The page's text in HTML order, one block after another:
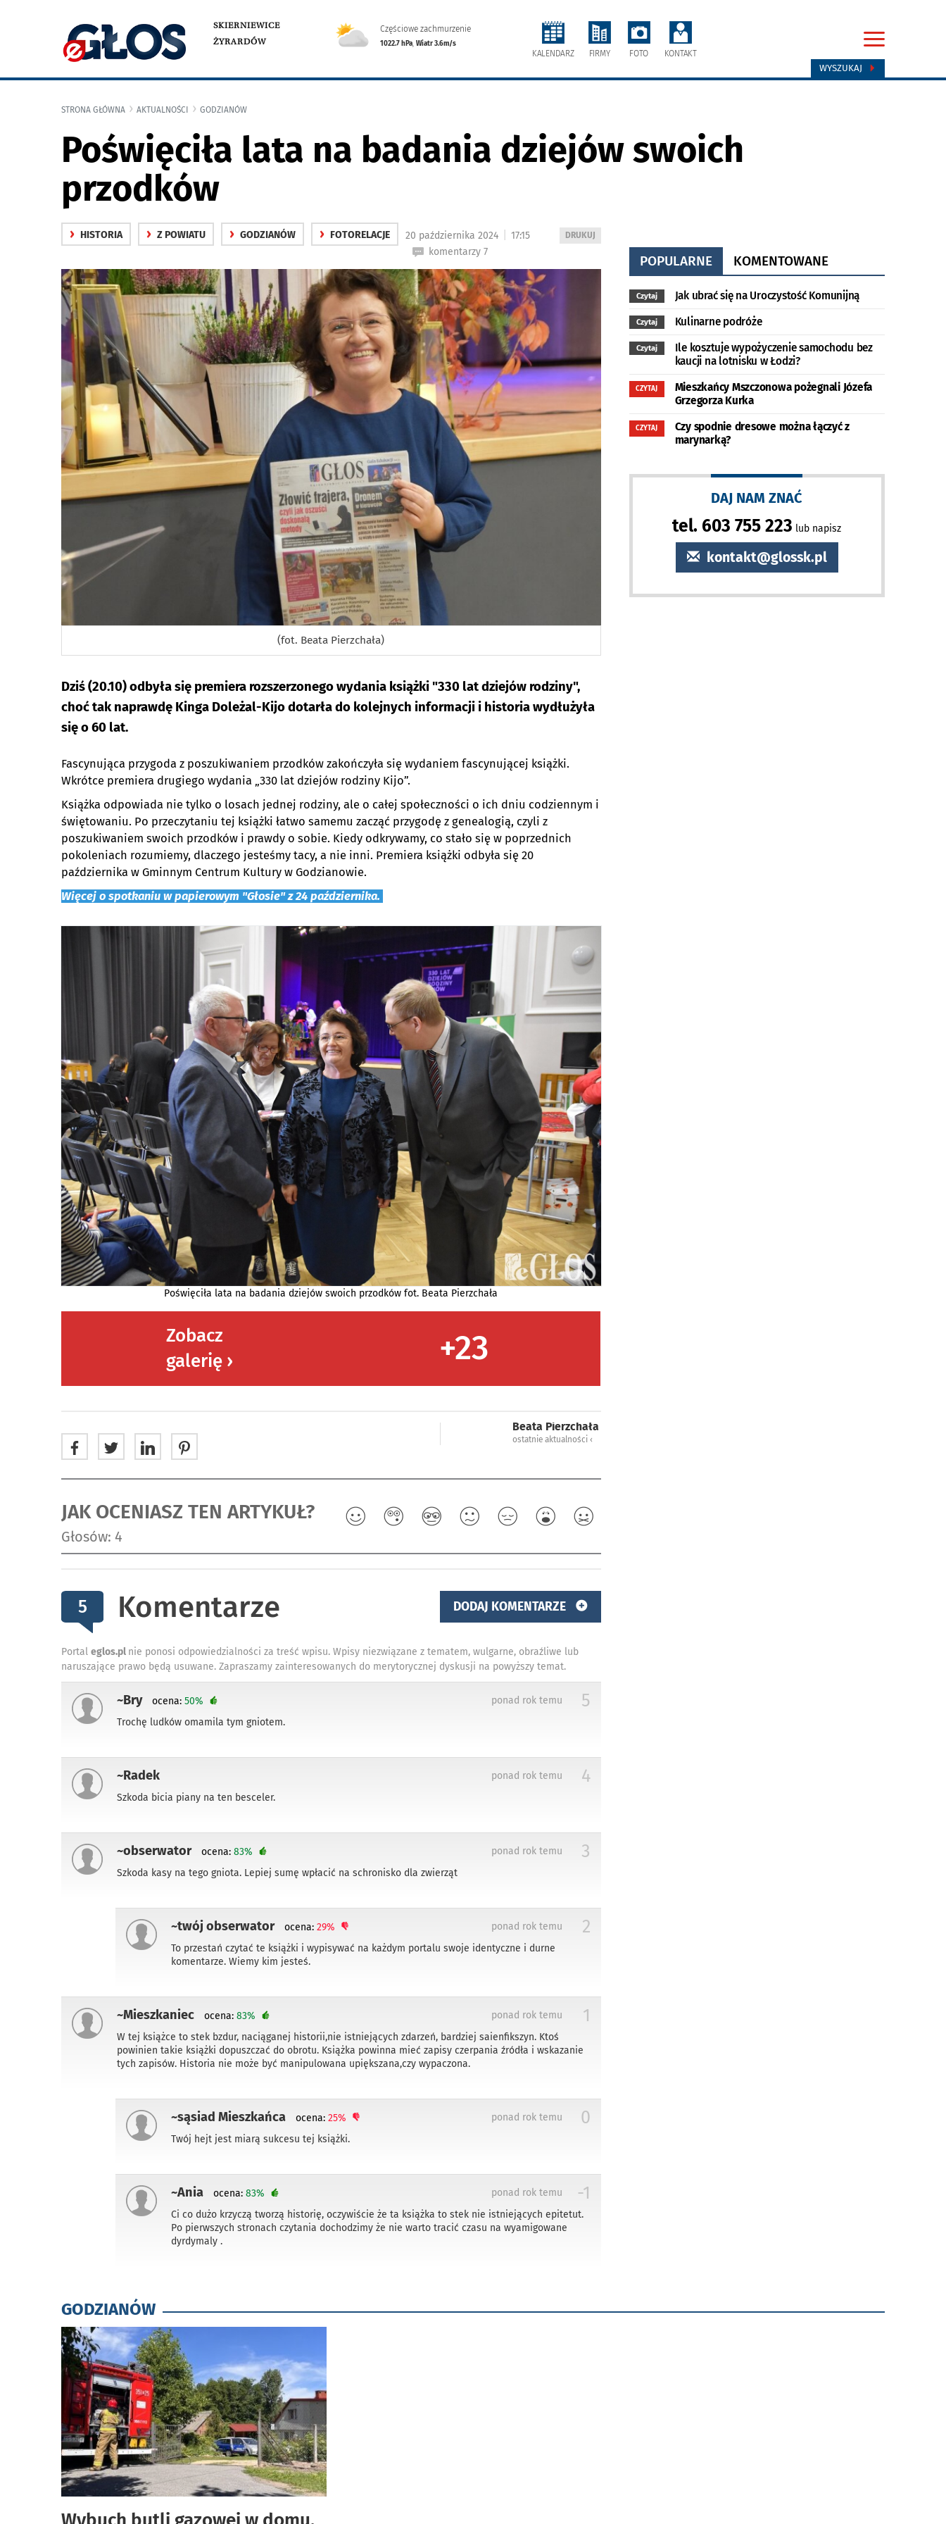
SKIERNIEWICE
ŻYRARDÓW
Częściowe zachmurzenie
1022.7 hPa,Wiatr 3.6m/s
KALENDARZ FIRMY FOTO KONTAKT
WYSZUKAJ
STRONA GŁÓWNA AKTUALNOŚCI GODZIANÓW
Poświęciła lata na badania dziejów swoich
przodków
› HISTORIA › Z POWIATU › GODZIANÓW › FOTORELACJE
WYDRUKUJ
DRUKUJ
20 października 2024
17:15
komentarzy 7
(fot. Beata Pierzchała)
Dziś (20.10) odbyła się premiera rozszerzonego wydania książki "330 lat dziejów rodziny",
choć tak naprawdę Kinga Doleżal-Kijo dotarła do kolejnych informacji i historia wydłużyła
się o 60 lat.
Fascynująca przygoda z poszukiwaniem przodków zakończyła się wydaniem fascynującej książki.
Wkrótce premiera drugiego wydania „330 lat dziejów rodziny Kijo”.
Książka odpowiada nie tylko o losach jednej rodziny, ale o całej społeczności o ich dniu codziennym i
świętowaniu. Po przeczytaniu tej książki łatwo samemu zacząć przygodę z genealogią, czyli z
poszukiwaniem swoich przodków i prawdy o sobie. Kiedy odkrywamy, co stało się w poprzednich
pokoleniach rozumiemy, dlaczego jesteśmy tacy, a nie inni. Premiera książki odbyła się 20
października w Gminnym Centrum Kultury w Godzianowie.
Więcej o spotkaniu w papierowym "Głosie" z 24 października.
Poświęciła lata na badania dziejów swoich przodków fot. Beata Pierzchała
Zobacz
galerię ›
+23
Beata Pierzchała
ostatnie aktualności ‹
JAK OCENIASZ TEN ARTYKUŁ?
Głosów: 4
5 Komentarze DODAJ KOMENTARZE
Portal eglos.pl nie ponosi odpowiedzialności za treść wpisu. Wpisy niezwiązane z tematem, wulgarne, obraźliwe lub
naruszające prawo będą usuwane. Zapraszamy zainteresowanych do merytorycznej dyskusji na powyższy temat.
~Bry 5
ponad rok temu
ocena: 50%
Trochę ludków omamila tym gniotem.
~Radek 4
ponad rok temu
Szkoda bicia piany na ten besceler.
~obserwator 3
ponad rok temu
ocena: 83%
Szkoda kasy na tego gniota. Lepiej sumę wpłacić na schronisko dla zwierząt
~twój obserwator 2
ponad rok temu
ocena: 29%
To przestań czytać te książki i wypisywać na każdym portalu swoje identyczne i durne
komentarze. Wiemy kim jesteś.
~Mieszkaniec 1
ponad rok temu
ocena: 83%
W tej książce to stek bzdur, naciąganej historii,nie istniejących zdarzeń, bardziej saienfikszyn. Ktoś
powinien takie książki dopuszczać do obrotu. Książka powinna mieć zapisy czerpania źródła i wskazanie
tych zapisów. Historia nie może być manipulowana upiększana,czy wypaczona.
~sąsiad Mieszkańca 0
ponad rok temu
ocena: 25%
Twój hejt jest miarą sukcesu tej książki.
~Ania -1
ponad rok temu
ocena: 83%
Ci co dużo krzyczą tworzą historię, oczywiście że ta książka to stek nie istniejących epitetut.
Po pierwszych stronach czytania dochodzimy że nie warto tracić czasu na wyamigowane
dyrdymaly .
POPULARNE KOMENTOWANE
Czytaj Jak ubrać się na Uroczystość Komunijną
Czytaj Kulinarne podróże
Czytaj
Ile kosztuje wypożyczenie samochodu bez
kaucji na lotnisku w Łodzi?
CZYTAJ
Mieszkańcy Mszczonowa pożegnali Józefa
Grzegorza Kurka
CZYTAJ
Czy spodnie dresowe można łączyć z
marynarką?
DAJ NAM ZNAĆ
tel. 603 755 223 lub napisz
kontakt@glossk.pl
GODZIANÓW